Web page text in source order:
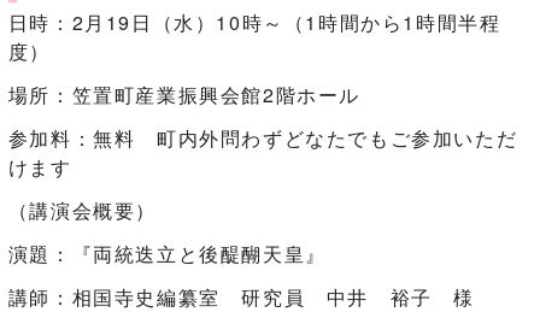
日時：2月19日（水）10時～（1時間から1時間半程
度）
場所：笠置町産業振興会館2階ホール
参加料：無料 町内外問わずどなたでもご参加いただ
けます
（講演会概要）
演題：『両統迭立と後醍醐天皇』
講師：相国寺史編纂室 研究員 中井 裕子 様